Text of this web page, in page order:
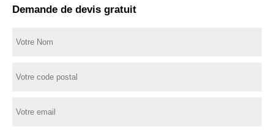
Demande de devis gratuit